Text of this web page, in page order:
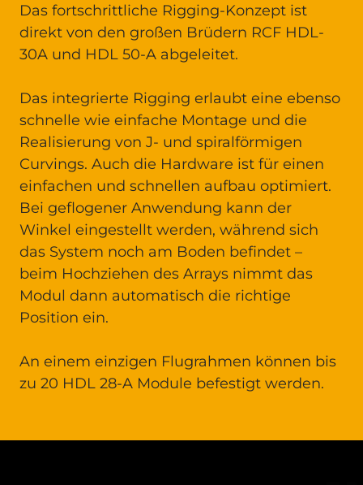
Das fortschrittliche Rigging-Konzept ist
direkt von den großen Brüdern RCF HDL-
30A und HDL 50-A abgeleitet.
Das integrierte Rigging erlaubt eine ebenso
schnelle wie einfache Montage und die
Realisierung von J- und spiralförmigen
Curvings. Auch die Hardware ist für einen
einfachen und schnellen aufbau optimiert.
Bei geflogener Anwendung kann der
Winkel eingestellt werden, während sich
das System noch am Boden befindet –
beim Hochziehen des Arrays nimmt das
Modul dann automatisch die richtige
Position ein.
An einem einzigen Flugrahmen können bis
zu 20 HDL 28-A Module befestigt werden.